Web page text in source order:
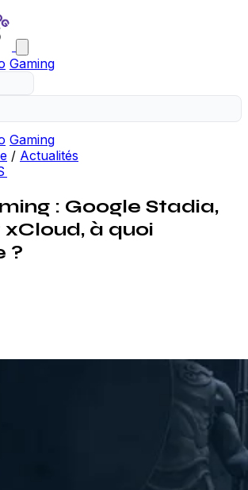
Gaming
Gaming
/ Actualités
: Google Stadia,
à quoi
?